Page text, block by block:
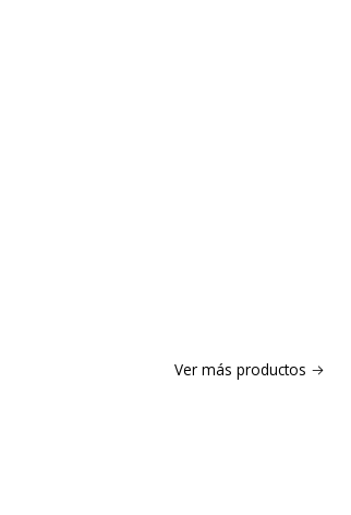
Ver más productos